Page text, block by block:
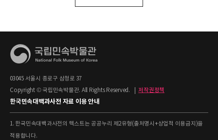
03045 서울시 종로구 삼청로 37
Copyright © 국립민속박물관. All Rights Reserved.
저작권정책
한국민속대백과사전 자료 이용 안내
1. 한국민속대백과사전의 텍스트는 공공누리 제2유형(출처명시+상업적 이용금지)을
적용합니다.